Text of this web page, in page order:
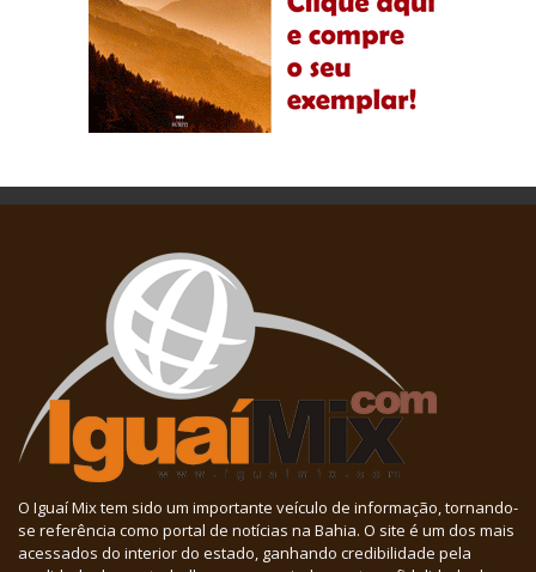
O Iguaí Mix tem sido um importante veículo de informação, tornando-
se referência como portal de notícias na Bahia. O site é um dos mais
acessados do interior do estado, ganhando credibilidade pela